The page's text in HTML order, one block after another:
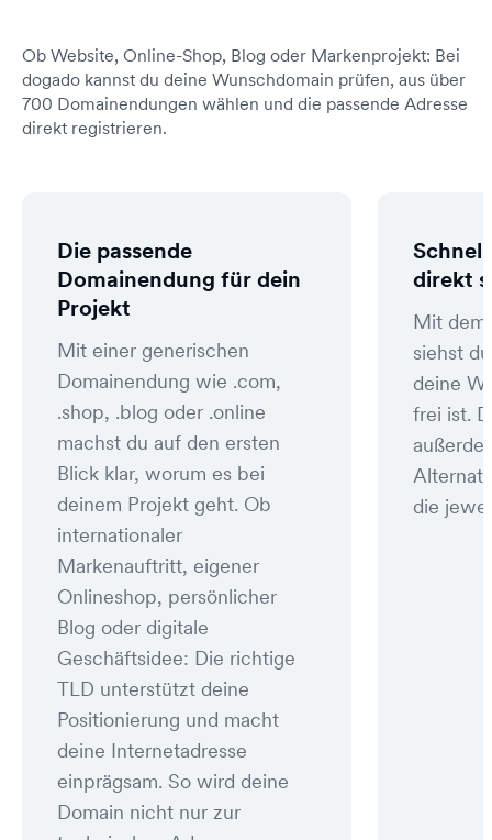
Ob Website, Online-Shop, Blog oder Markenprojekt: Bei
dogado kannst du deine Wunschdomain prüfen, aus über
700 Domainendungen wählen und die passende Adresse
direkt registrieren.
Die passende
Domainendung für dein
Projekt
Mit einer generischen
Domainendung wie .com,
.shop, .blog oder .online
machst du auf den ersten
Blick klar, worum es bei
deinem Projekt geht. Ob
internationaler
Markenauftritt, eigener
Onlineshop, persönlicher
Blog oder digitale
Geschäftsidee: Die richtige
TLD unterstützt deine
Positionierung und macht
deine Internetadresse
einprägsam. So wird deine
Domain nicht nur zur
direkt
Mit dem
siehst
deine
frei ist.
die